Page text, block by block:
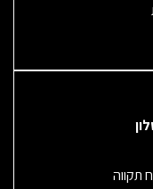
תקווה